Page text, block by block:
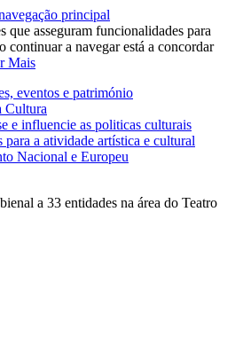
principal
que asseguram funcionalidades para
continuar a navegar está a concordar
Mais
eventos e património
Cultura
e influencie as politicas culturais
para a atividade artística e cultural
Nacional e Europeu
a 33 entidades na área do Teatro